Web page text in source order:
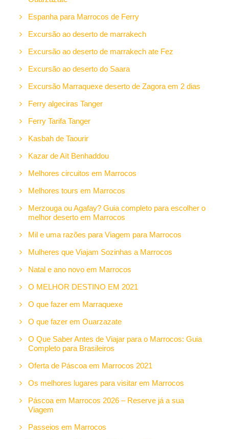
Espanha para Marrocos de Ferry
Excursão ao deserto de marrakech
Excursão ao deserto de marrakech ate Fez
Excursão ao deserto do Saara
Excursão Marraquexe deserto de Zagora em 2 dias
Ferry algeciras Tanger
Ferry Tarifa Tanger
Kasbah de Taourir
Kazar de Aït Benhaddou
Melhores circuitos em Marrocos
Melhores tours em Marrocos
Merzouga ou Agafay? Guia completo para escolher o
melhor deserto em Marrocos
Mil e uma razões para Viagem para Marrocos
Mulheres que Viajam Sozinhas a Marrocos
Natal e ano novo em Marrocos
O MELHOR DESTINO EM 2021
O que fazer em Marraquexe
O que fazer em Ouarzazate
O Que Saber Antes de Viajar para o Marrocos: Guia
Completo para Brasileiros
Oferta de Páscoa em Marrocos 2021
Os melhores lugares para visitar em Marrocos
Páscoa em Marrocos 2026 – Reserve já a sua
Viagem
Passeios em Marrocos